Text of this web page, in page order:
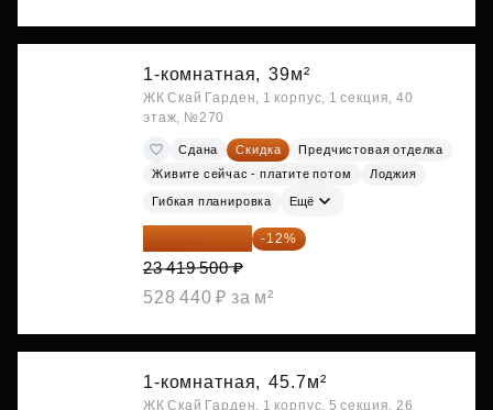
1-комнатная, 39м²
ЖК Скай Гарден, 1 корпус, 1 секция, 40
этаж, №270
Сдана Скидка
Предчистовая отделка
Живите сейчас - платите потом
Лоджия
Гибкая планировка Ещё
20 609 160 ₽ -12%
23 419 500 ₽
528 440 ₽ за м²
1-комнатная, 45.7м²
ЖК Скай Гарден, 1 корпус, 5 секция, 26